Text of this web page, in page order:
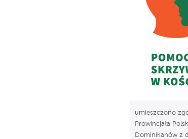
umieszczono
Prowincjała
Dominikanów z